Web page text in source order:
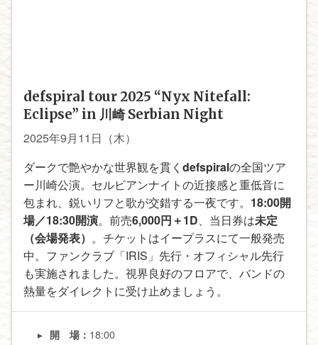
defspiral tour 2025 “Nyx Nitefall:
Eclipse” in 川崎 Serbian Night
2025年9月11日（木）
ダークで艶やかな世界観を貫く defspiralの全国ツア
ー川崎公演。セルビアンナイトの近接感と重低音に
包まれ、鋭いリフと歌が交錯する一夜です。 18:00開
場／18:30開演。前売6,000円＋1D 、当日券は未定
（会場発表） 。チケットはイープラスにて一般発売
中。ファンクラブ「IRIS」先行・オフィシャル先行
も実施されました。視界良好のフロアで、バンドの
熱量をダイレクトに受け止めましょう。
開 場： 18:00